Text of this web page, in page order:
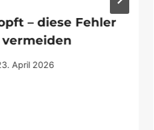
– diese Fehler
April 2026